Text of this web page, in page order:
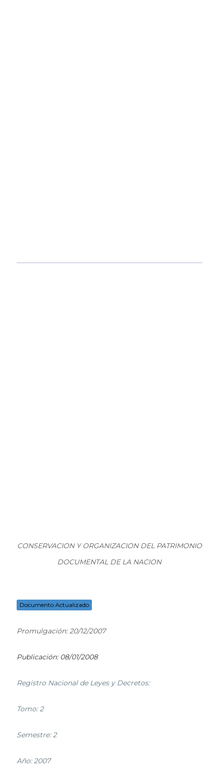
CONSERVACION Y ORGANIZACION DEL PATRIMONIO
DOCUMENTAL DE LA NACION
Documento Actualizado
Promulgación: 20/12/2007
Publicación: 08/01/2008
Registro Nacional de Leyes y Decretos:
Tomo: 2
Semestre: 2
Año: 2007